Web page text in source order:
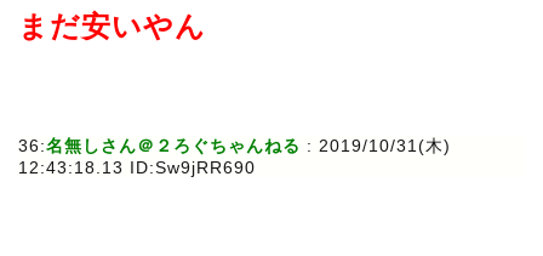
まだ安いやん
36:名無しさん＠２ろぐちゃんねる : 2019/10/31(木)
12:43:18.13 ID:Sw9jRR690